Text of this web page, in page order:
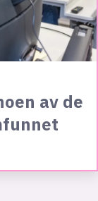
av de